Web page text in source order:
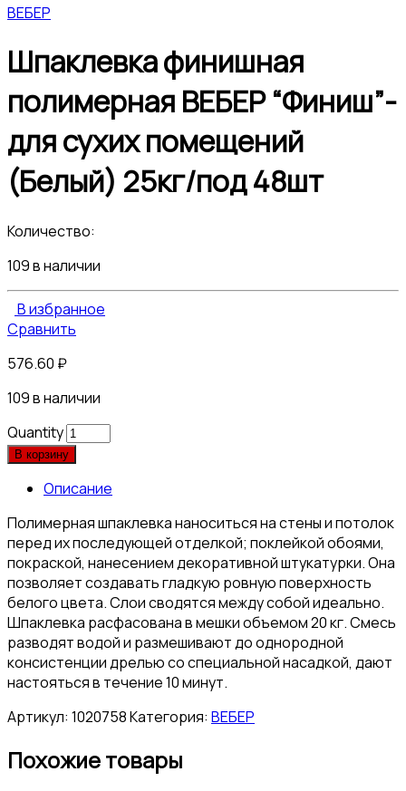
ВЕБЕР
Шпаклевка финишная
полимерная ВЕБЕР “Финиш”-
для сухих помещений
(Белый) 25кг/под 48шт
Количество:
109 в наличии
В избранное
Сравнить
576.60 ₽
109 в наличии
Quantity
В корзину
Описание
Полимерная шпаклевка наноситься на стены и потолок
перед их последующей отделкой; поклейкой обоями,
покраской, нанесением декоративной штукатурки. Она
позволяет создавать гладкую ровную поверхность
белого цвета. Слои сводятся между собой идеально.
Шпаклевка расфасована в мешки объемом 20 кг. Смесь
разводят водой и размешивают до однородной
консистенции дрелью со специальной насадкой, дают
настояться в течение 10 минут.
Артикул: 1020758Категория: ВЕБЕР
Похожие товары